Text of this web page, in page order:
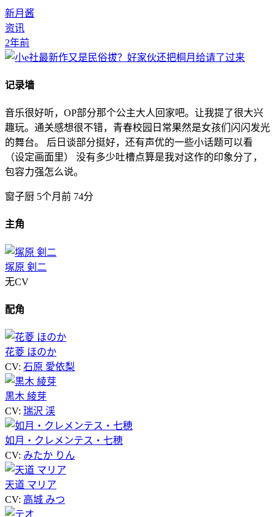
新月酱
资讯
2年前
记录墙
音乐很好听，OP部分那个公主大人回家吧。让我提了很大兴
趣玩。通关感想很不错，青春校园日常果然是女孩们闪闪发光
的舞台。 后日谈部分挺好，还有声优的一些小话题可以看
（设定画面里） 没有多少吐槽点算是我对这作的印象分了，
包容力强怎么说。
窗子厨 5个月前 74分
主角
塚原 剣二
无CV
配角
花菱 ほのか
CV: 石原 愛依梨
黒木 綾芽
CV: 瑞沢 渓
如月・クレメンテス・七穂
CV: みたか りん
天道 マリア
CV: 高城 みつ